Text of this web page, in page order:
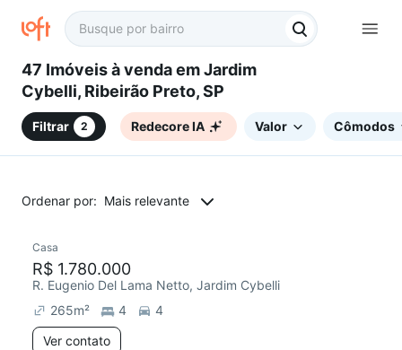
47 Imóveis à venda em Jardim
Cybelli, Ribeirão Preto, SP
Filtrar 2 Redecore IA Valor Cômodos
Ordenar por: Mais relevante
Chegou este mês
Casa
R$ 1.780.000
R. Eugenio Del Lama Netto, Jardim Cybelli
265m² 4
4
Ver contato